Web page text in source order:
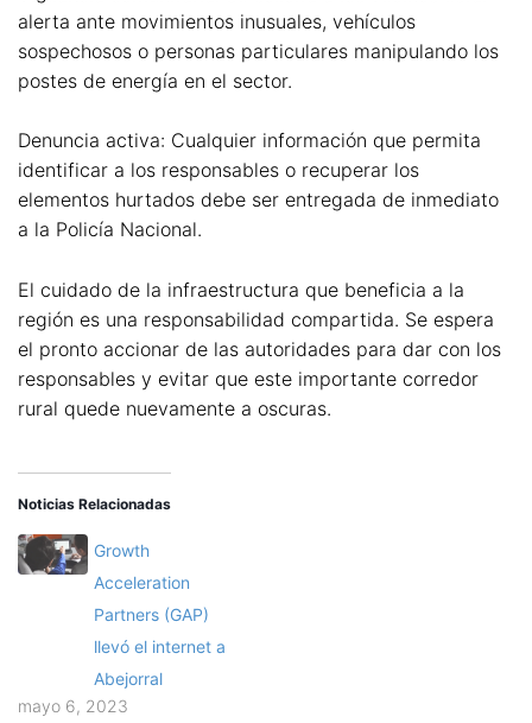
alerta ante movimientos inusuales, vehículos
sospechosos o personas particulares manipulando los
postes de energía en el sector.
Denuncia activa: Cualquier información que permita
identificar a los responsables o recuperar los
elementos hurtados debe ser entregada de inmediato
a la Policía Nacional.
El cuidado de la infraestructura que beneficia a la
región es una responsabilidad compartida. Se espera
el pronto accionar de las autoridades para dar con los
responsables y evitar que este importante corredor
rural quede nuevamente a oscuras.
Noticias Relacionadas
Growth
Acceleration
Partners (GAP)
llevó el internet a
Abejorral
mayo 6, 2023